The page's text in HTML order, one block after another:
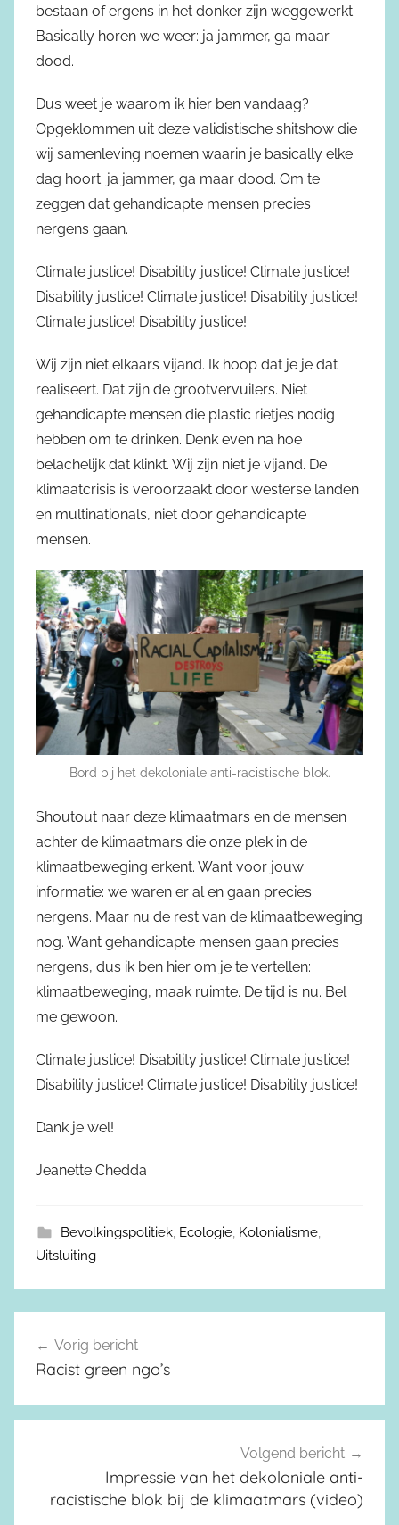
bestaan of ergens in het donker zijn weggewerkt.
Basically horen we weer: ja jammer, ga maar
dood.
Dus weet je waarom ik hier ben vandaag?
Opgeklommen uit deze validistische shitshow die
wij samenleving noemen waarin je basically elke
dag hoort: ja jammer, ga maar dood. Om te
zeggen dat gehandicapte mensen precies
nergens gaan.
Climate justice! Disability justice! Climate justice!
Disability justice! Climate justice! Disability justice!
Climate justice! Disability justice!
Wij zijn niet elkaars vijand. Ik hoop dat je je dat
realiseert. Dat zijn de grootvervuilers. Niet
gehandicapte mensen die plastic rietjes nodig
hebben om te drinken. Denk even na hoe
belachelijk dat klinkt. Wij zijn niet je vijand. De
klimaatcrisis is veroorzaakt door westerse landen
en multinationals, niet door gehandicapte
mensen.
Bord bij het dekoloniale anti-racistische blok.
Shoutout naar deze klimaatmars en de mensen
achter de klimaatmars die onze plek in de
klimaatbeweging erkent. Want voor jouw
informatie: we waren er al en gaan precies
nergens. Maar nu de rest van de klimaatbeweging
nog. Want gehandicapte mensen gaan precies
nergens, dus ik ben hier om je te vertellen:
klimaatbeweging, maak ruimte. De tijd is nu. Bel
me gewoon.
Climate justice! Disability justice! Climate justice!
Disability justice! Climate justice! Disability justice!
Dank je wel!
Jeanette Chedda
Bevolkingspolitiek, Ecologie, Kolonialisme,
Uitsluiting
Berichtnavigatie
Vorig bericht
Racist green ngo’s
Volgend bericht
Impressie van het dekoloniale anti-
racistische blok bij de klimaatmars (video)